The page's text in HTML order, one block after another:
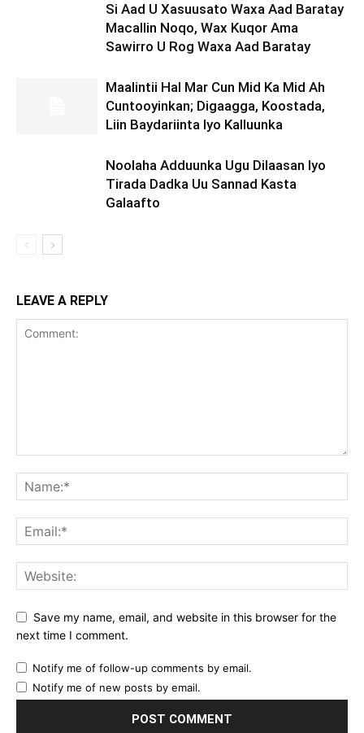
Si Aad U Xasuusato Waxa Aad Baratay
Macallin Noqo, Wax Kuqor Ama
Sawirro U Rog Waxa Aad Baratay
Maalintii Hal Mar Cun Mid Ka Mid Ah
Cuntooyinkan; Digaagga, Koostada,
Liin Baydariinta Iyo Kalluunka
Noolaha Adduunka Ugu Dilaasan Iyo
Tirada Dadka Uu Sannad Kasta
Galaafto
LEAVE A REPLY
Save my name, email, and website in this browser for the
next time I comment.
Notify me of follow-up comments by email.
Notify me of new posts by email.